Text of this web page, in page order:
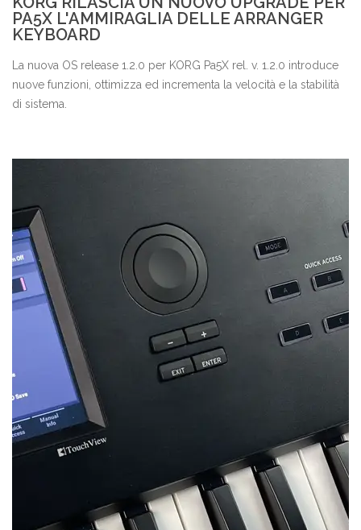
PA5X L'AMMIRAGLIA DELLE ARRANGER
KEYBOARD
La nuova OS release 1.2.0 per KORG Pa5X rel. v. 1.2.0 introduce
nuove funzioni, ottimizza ed incrementa la velocità e la stabilità
di sistema.